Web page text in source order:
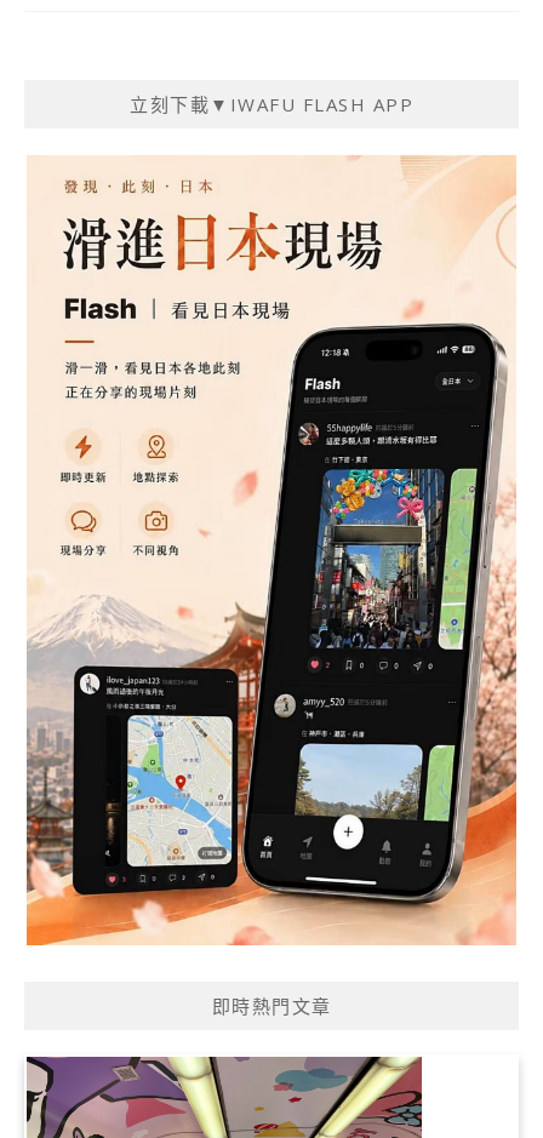
立刻下載▼IWAFU FLASH APP
即時熱門文章